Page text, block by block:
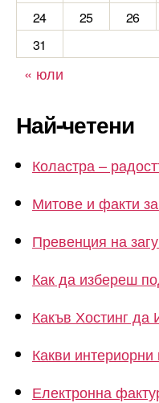
24
25 26
31
« юли
Най-четени
Коластра –
Митове и факти
Превенция на
Как да избереш
Какъв Хостинг да
Какви интериорни
Електронна